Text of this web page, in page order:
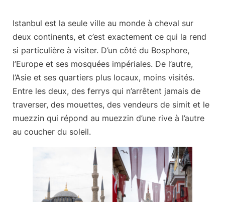
Istanbul est la seule ville au monde à cheval sur
deux continents, et c’est exactement ce qui la rend
si particulière à visiter. D’un côté du Bosphore,
l’Europe et ses mosquées impériales. De l’autre,
l’Asie et ses quartiers plus locaux, moins visités.
Entre les deux, des ferrys qui n’arrêtent jamais de
traverser, des mouettes, des vendeurs de simit et le
muezzin qui répond au muezzin d’une rive à l’autre
au coucher du soleil.